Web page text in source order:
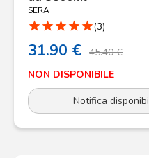
SERA
star star star star star(3)
31.90 € 45.40 €
NON DISPONIBILE
Notifica